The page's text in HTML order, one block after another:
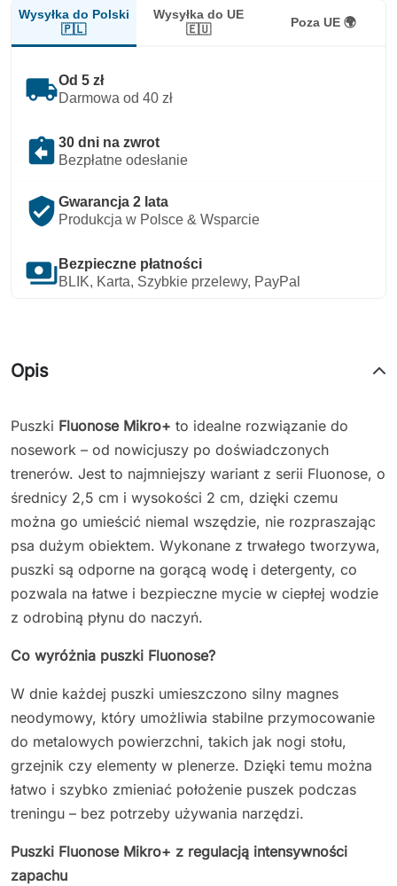
Wysyłka do Polski
🇵🇱
Wysyłka do UE
🇪🇺
Poza UE 🌍
local_shippingOd 5 zł
Darmowa od 40 zł
assignment_return 30 dni na zwrot
Bezpłatne odesłanie
verified_user Gwarancja 2 lata
Produkcja w Polsce & Wsparcie
payments Bezpieczne płatności
BLIK, Karta, Szybkie przelewy, PayPal
Opis
Puszki Fluonose Mikro+ to idealne rozwiązanie do
nosework – od nowicjuszy po doświadczonych
trenerów. Jest to najmniejszy wariant z serii Fluonose, o
średnicy 2,5 cm i wysokości 2 cm, dzięki czemu
można go umieścić niemal wszędzie, nie rozpraszając
psa dużym obiektem. Wykonane z trwałego tworzywa,
puszki są odporne na gorącą wodę i detergenty, co
pozwala na łatwe i bezpieczne mycie w ciepłej wodzie
z odrobiną płynu do naczyń.
Co wyróżnia puszki Fluonose?
W dnie każdej puszki umieszczono silny magnes
neodymowy, który umożliwia stabilne przymocowanie
do metalowych powierzchni, takich jak nogi stołu,
grzejnik czy elementy w plenerze. Dzięki temu można
łatwo i szybko zmieniać położenie puszek podczas
treningu – bez potrzeby używania narzędzi.
Puszki Fluonose Mikro+ z regulacją intensywności
zapachu